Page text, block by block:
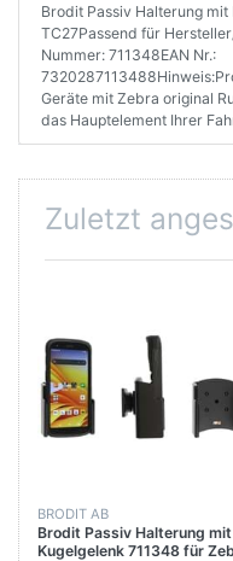
Brodit Passiv Halterung
TC27Passend für
Nummer: 711348EAN Nr.:
Geräte mit Zebra original
das Hauptelement Ihrer
Zuletzt
BRODIT AB
Brodit Passiv Halterung mit
Kugelgelenk 711348 für